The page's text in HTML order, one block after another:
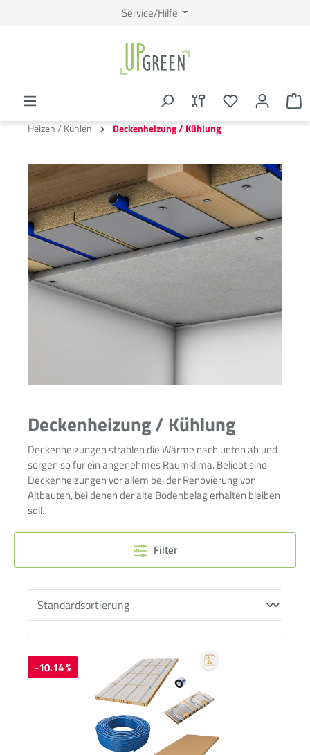
Service/Hilfe
Heizen / Kühlen Deckenheizung / Kühlung
Deckenheizung / Kühlung
Deckenheizungen strahlen die Wärme nach unten ab und
sorgen so für ein angenehmes Raumklima. Beliebt sind
Deckenheizungen vor allem bei der Renovierung von
Altbauten, bei denen der alte Bodenbelag erhalten bleiben
soll.
Filter
-10.14 %